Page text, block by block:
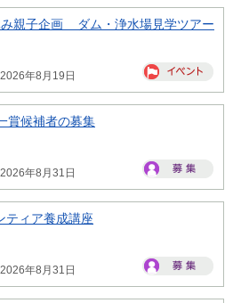
親子企画 ダム・浄水場見学ツアー
年8月19日
賞候補者の募集
年8月31日
ティア養成講座
年8月31日